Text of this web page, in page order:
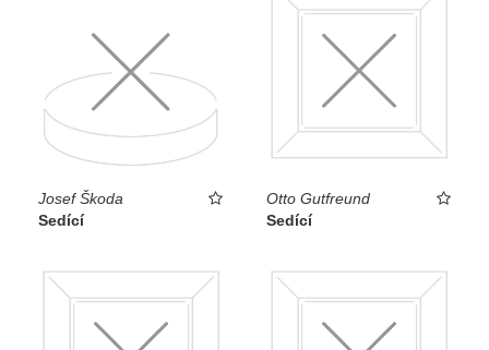
Josef Škoda
Sedící
Otto Gutfreund
Sedící